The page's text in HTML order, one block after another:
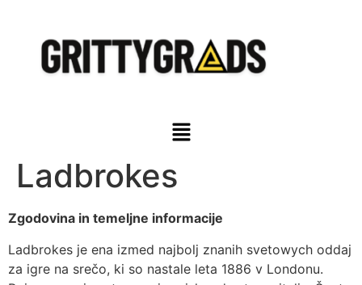
Ladbrokes
Zgodovina in temeljne informacije
Ladbrokes je ena izmed najbolj znanih svetowych oddaj
za igre na srečo, ki so nastale leta 1886 v Londonu.